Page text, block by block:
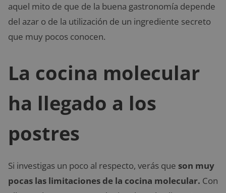
aquel mito de que de la buena gastronomía depende
del azar o de la utilización de un ingrediente secreto
que muy pocos conocen.
La cocina molecular
ha llegado a los
postres
Si investigas un poco al respecto, verás que son muy
pocas las limitaciones de la cocina molecular. Con